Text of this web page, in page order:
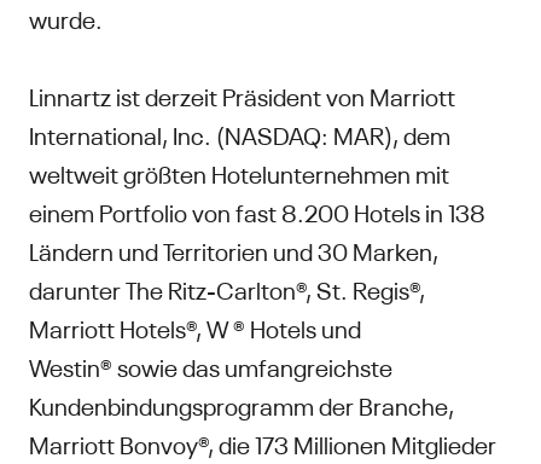
wurde.
Linnartz ist derzeit Präsident von Marriott
International, Inc. (NASDAQ: MAR), dem
weltweit größten Hotelunternehmen mit
einem Portfolio von fast 8.200 Hotels in 138
Ländern und Territorien und 30 Marken,
darunter The Ritz-Carlton®, St. Regis®,
Marriott Hotels®, W ® Hotels und
Westin® sowie das umfangreichste
Kundenbindungsprogramm der Branche,
Marriott Bonvoy®, die 173 Millionen Mitglieder